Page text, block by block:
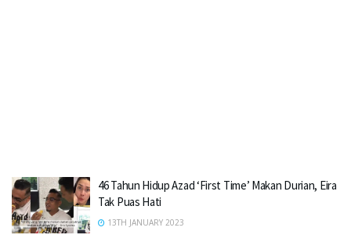
46 Tahun Hidup Azad ‘First Time’ Makan Durian, Eira
Tak Puas Hati
13TH JANUARY 2023